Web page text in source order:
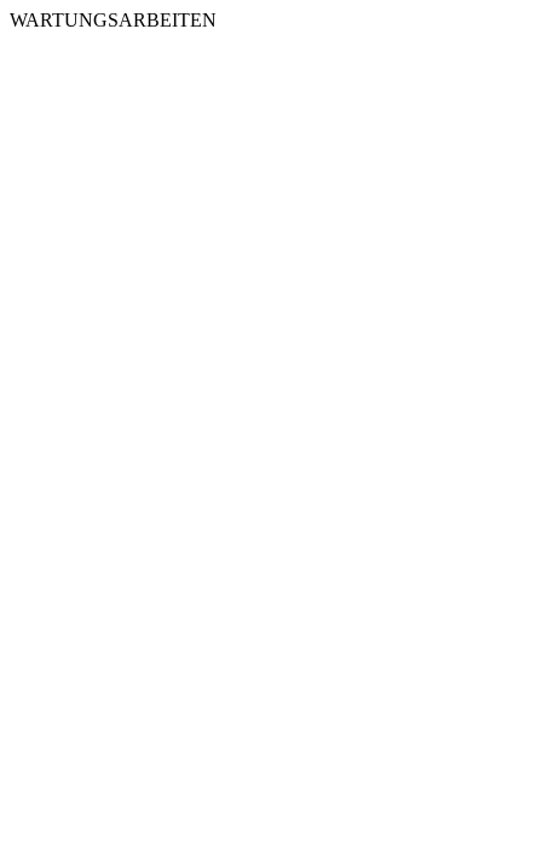
WARTUNGSARBEITEN